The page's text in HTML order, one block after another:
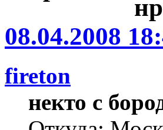
08.04.2008
fireton
некто с